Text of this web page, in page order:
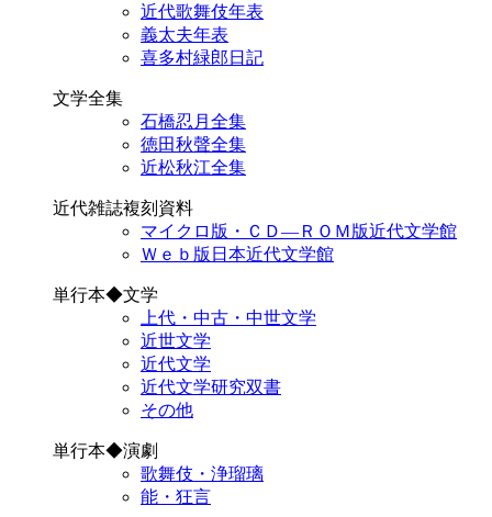
近代歌舞伎年表
義太夫年表
喜多村緑郎日記
文学全集
石橋忍月全集
徳田秋聲全集
近松秋江全集
近代雑誌複刻資料
マイクロ版・ＣＤ―ＲＯＭ版近代文学館
Ｗｅｂ版日本近代文学館
単行本◆文学
上代・中古・中世文学
近世文学
近代文学
近代文学研究双書
その他
単行本◆演劇
歌舞伎・浄瑠璃
能・狂言